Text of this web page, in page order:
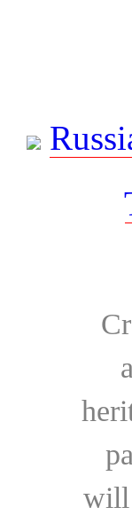
will